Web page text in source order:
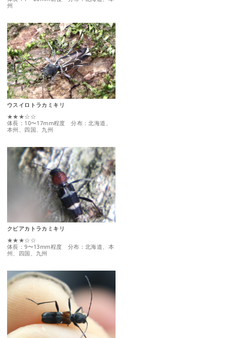
州
ウスイロトラカミキリ
★★★☆☆
体長：10〜17mm程度 分布：北海道、
本州、四国、九州
クビアカトラカミキリ
★★★☆☆
体長：9〜13mm程度 分布：北海道、本
州、四国、九州